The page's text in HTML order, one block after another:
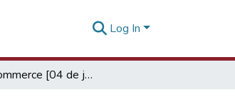
Log In
Mobile commerce [04 de julio de 2018]